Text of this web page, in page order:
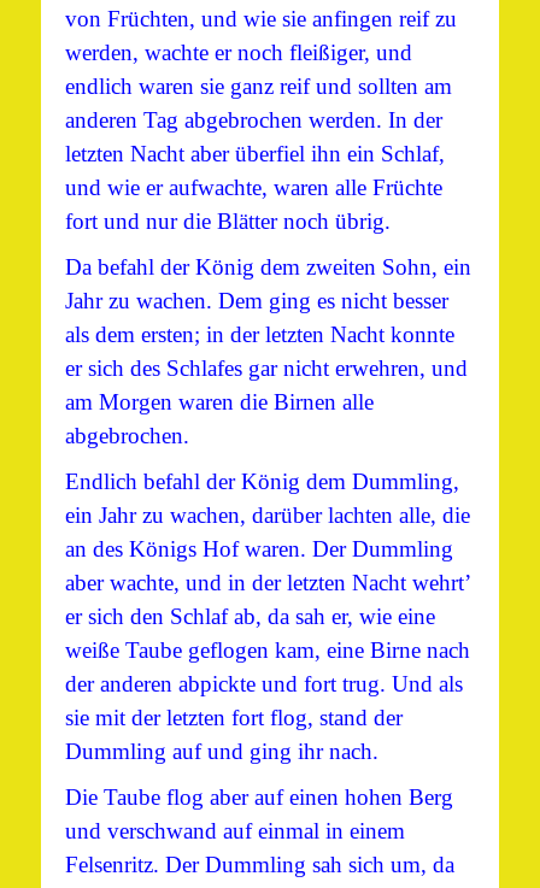
von Früchten, und wie sie anfingen reif zu
werden, wachte er noch fleißiger, und
endlich waren sie ganz reif und sollten am
anderen Tag abgebrochen werden. In der
letzten Nacht aber überfiel ihn ein Schlaf,
und wie er aufwachte, waren alle Früchte
fort und nur die Blätter noch übrig.
Da befahl der König dem zweiten Sohn, ein
Jahr zu wachen. Dem ging es nicht besser
als dem ersten; in der letzten Nacht konnte
er sich des Schlafes gar nicht erwehren, und
am Morgen waren die Birnen alle
abgebrochen.
Endlich befahl der König dem Dummling,
ein Jahr zu wachen, darüber lachten alle, die
an des Königs Hof waren. Der Dummling
aber wachte, und in der letzten Nacht wehrt’
er sich den Schlaf ab, da sah er, wie eine
weiße Taube geflogen kam, eine Birne nach
der anderen abpickte und fort trug. Und als
sie mit der letzten fort flog, stand der
Dummling auf und ging ihr nach.
Die Taube flog aber auf einen hohen Berg
und verschwand auf einmal in einem
Felsenritz. Der Dummling sah sich um, da